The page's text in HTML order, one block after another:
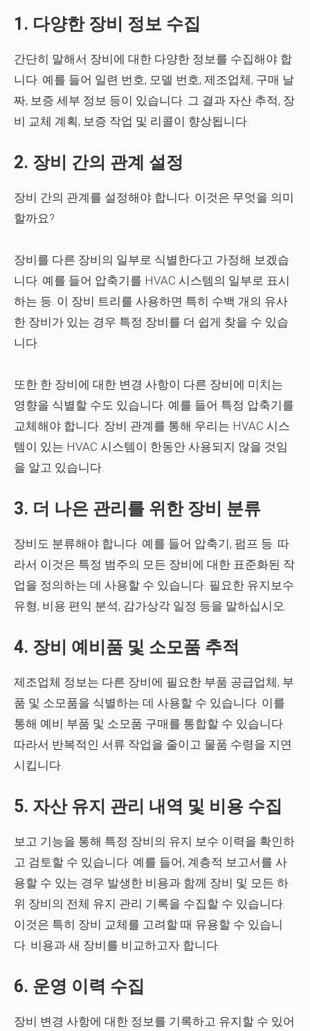
1. 다양한 장비 정보 수집
간단히 말해서 장비에 대한 다양한 정보를 수집해야 합
니다. 예를 들어 일련 번호, 모델 번호, 제조업체, 구매 날
짜, 보증 세부 정보 등이 있습니다. 그 결과 자산 추적, 장
비 교체 계획, 보증 작업 및 리콜이 향상됩니다.
2. 장비 간의 관계 설정
장비 간의 관계를 설정해야 합니다. 이것은 무엇을 의미
할까요?
장비를 다른 장비의 일부로 식별한다고 가정해 보겠습
니다. 예를 들어 압축기를 HVAC 시스템의 일부로 표시
하는 등. 이 장비 트리를 사용하면 특히 수백 개의 유사
한 장비가 있는 경우 특정 장비를 더 쉽게 찾을 수 있습
니다.
또한 한 장비에 대한 변경 사항이 다른 장비에 미치는
영향을 식별할 수도 있습니다. 예를 들어 특정 압축기를
교체해야 합니다. 장비 관계를 통해 우리는 HVAC 시스
템이 있는 HVAC 시스템이 한동안 사용되지 않을 것임
을 알고 있습니다.
3. 더 나은 관리를 위한 장비 분류
장비도 분류해야 합니다. 예를 들어 압축기, 펌프 등. 따
라서 이것은 특정 범주의 모든 장비에 대한 표준화된 작
업을 정의하는 데 사용할 수 있습니다. 필요한 유지보수
유형, 비용 편익 분석, 감가상각 일정 등을 말하십시오.
4. 장비 예비품 및 소모품 추적
제조업체 정보는 다른 장비에 필요한 부품 공급업체, 부
품 및 소모품을 식별하는 데 사용할 수 있습니다. 이를
통해 예비 부품 및 소모품 구매를 통합할 수 있습니다.
따라서 반복적인 서류 작업을 줄이고 물품 수령을 지연
시킵니다.
5. 자산 유지 관리 내역 및 비용 수집
보고 기능을 통해 특정 장비의 유지 보수 이력을 확인하
고 검토할 수 있습니다. 예를 들어, 계층적 보고서를 사
용할 수 있는 경우 발생한 비용과 함께 장비 및 모든 하
위 장비의 전체 ​​유지 관리 기록을 수집할 수 있습니다.
이것은 특히 장비 교체를 고려할 때 유용할 수 있습니
다. 비용과 새 장비를 비교하고자 합니다.
6. 운영 이력 수집
장비 변경 사항에 대한 정보를 기록하고 유지할 수 있어